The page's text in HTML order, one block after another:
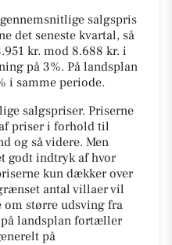
salgspris
det seneste kvartal, så
kr. mod 8.688 kr. i
på 3%. På landsplan
i samme periode.
salgspriser. Priserne
priser i forhold til
og så videre. Men
godt indtryk af hvor
kun dækker over
antal villaer vil
større udsving fra
landsplan fortæller
på